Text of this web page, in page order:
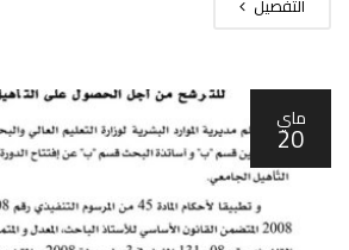
التفصيل
ماي
20